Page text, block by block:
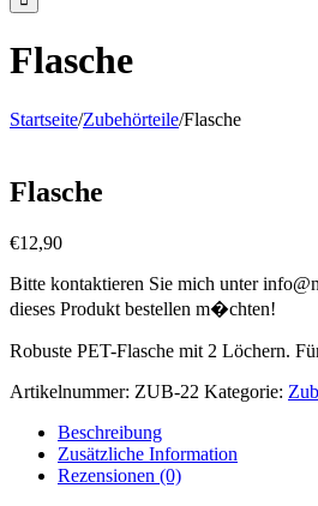
Flasche
Startseite/Zubehörteile/Flasche
Flasche
€12,90
Bitte kontaktieren Sie mich unter
dieses Produkt bestellen m�chten!
Robuste PET-Flasche mit 2 Löchern.
Artikelnummer: ZUB-22 Kategorie:
Beschreibung
Zusätzliche Information
Rezensionen (0)